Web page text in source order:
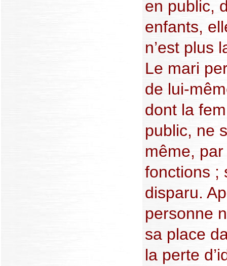
en public,
enfants,
n’est plus
Le mari
de lui-
dont la
public, ne
même,
fonctions ;
disparu.
personne
sa place
la perte